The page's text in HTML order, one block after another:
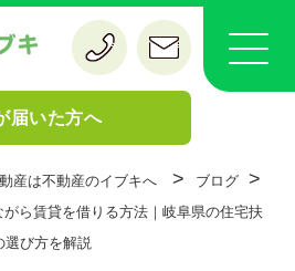
届いた方へ
産は不動産のイブキへ > ブログ >
ら賃貸を借りる方法｜岐阜県の住宅扶
選び方を解説